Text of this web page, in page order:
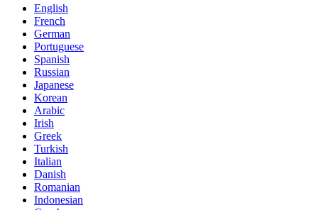
English
French
German
Portuguese
Spanish
Russian
Japanese
Korean
Arabic
Irish
Greek
Turkish
Italian
Danish
Romanian
Indonesian